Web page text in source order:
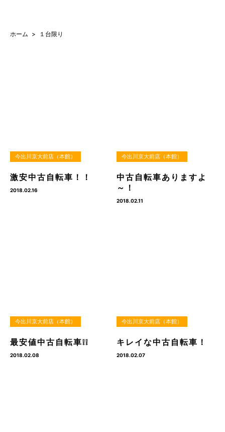
ホーム １台限り
今出川京大前店（本館）
激安中古自転車！！
2018.02.16
今出川京大前店（本館）
中古自転車ありますよ
～！
2018.02.11
今出川京大前店（本館）
最安値中古自転車❕❕
2018.02.08
今出川京大前店（本館）
キレイな中古自転車！
2018.02.07